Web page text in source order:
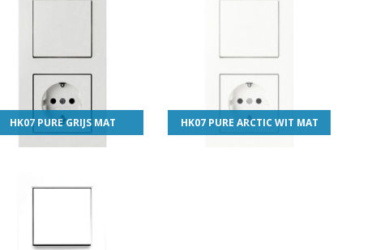
HK07 PURE GRIJS MAT HK07 PURE ARCTIC WIT MAT